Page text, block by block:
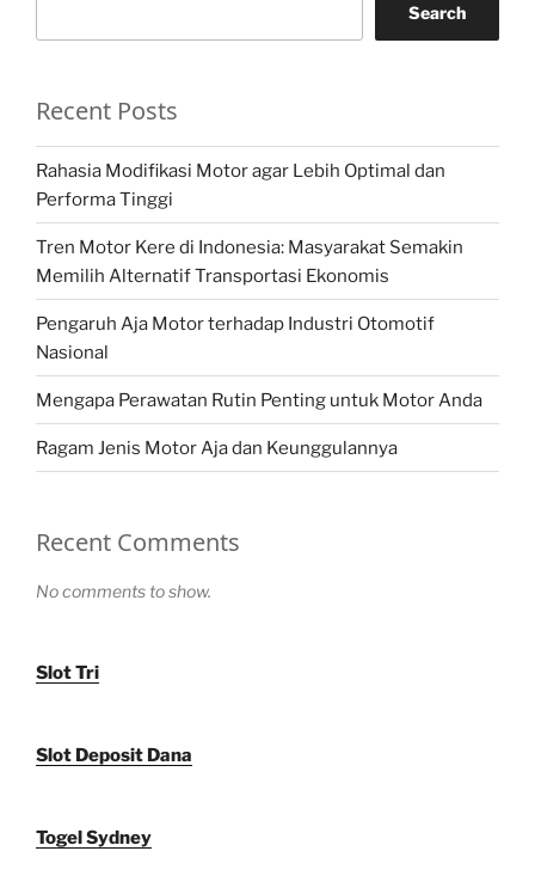
Search
Recent Posts
Rahasia Modifikasi Motor agar Lebih Optimal dan
Performa Tinggi
Tren Motor Kere di Indonesia: Masyarakat Semakin
Memilih Alternatif Transportasi Ekonomis
Pengaruh Aja Motor terhadap Industri Otomotif
Nasional
Mengapa Perawatan Rutin Penting untuk Motor Anda
Ragam Jenis Motor Aja dan Keunggulannya
Recent Comments
No comments to show.
Slot Tri
Slot Deposit Dana
Togel Sydney